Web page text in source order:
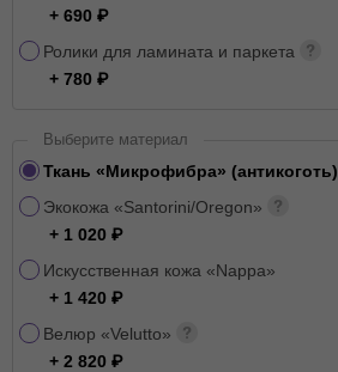
+ 690
Ролики для ламината и паркета
+ 780
Выберите материал
Ткань «Микрофибра» (антикоготь)
Экокожа «Santorini/Oregon»
+ 1 020
Искусственная кожа «Nappa»
+ 1 420
Велюр «Velutto»
+ 2 820